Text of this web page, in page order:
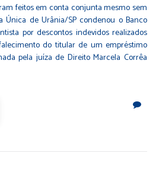
feitos em conta conjunta mesmo sem
Única de Urânia/SP condenou o Banco
por descontos indevidos realizados
do titular de um empréstimo
pela juíza de Direito Marcela Corrêa